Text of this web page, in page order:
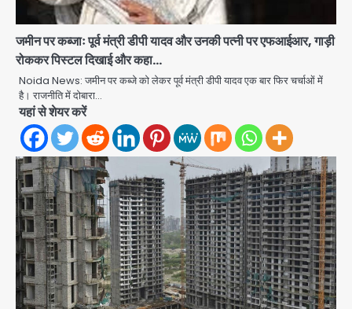
जमीन पर कब्जाः पूर्व मंत्री डीपी यादव और उनकी पत्नी पर एफआईआर, गाड़ी
रोककर पिस्टल दिखाई और कहा…
Noida News: जमीन पर कब्जे को लेकर पूर्व मंत्री डीपी यादव एक बार फिर चर्चाओं में
है। राजनीति में दोबारा…
यहां से शेयर करें